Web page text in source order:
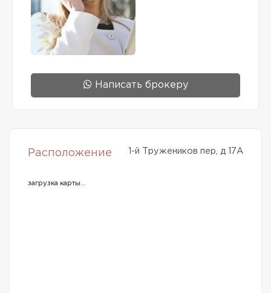
Написать брокеру
Расположение 1-й Тружеников пер, д 17А
загрузка карты...